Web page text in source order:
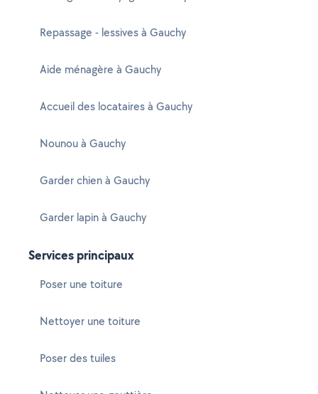
Repassage - lessives à Gauchy
Aide ménagère à Gauchy
Accueil des locataires à Gauchy
Nounou à Gauchy
Garder chien à Gauchy
Garder lapin à Gauchy
Services principaux
Poser une toiture
Nettoyer une toiture
Poser des tuiles